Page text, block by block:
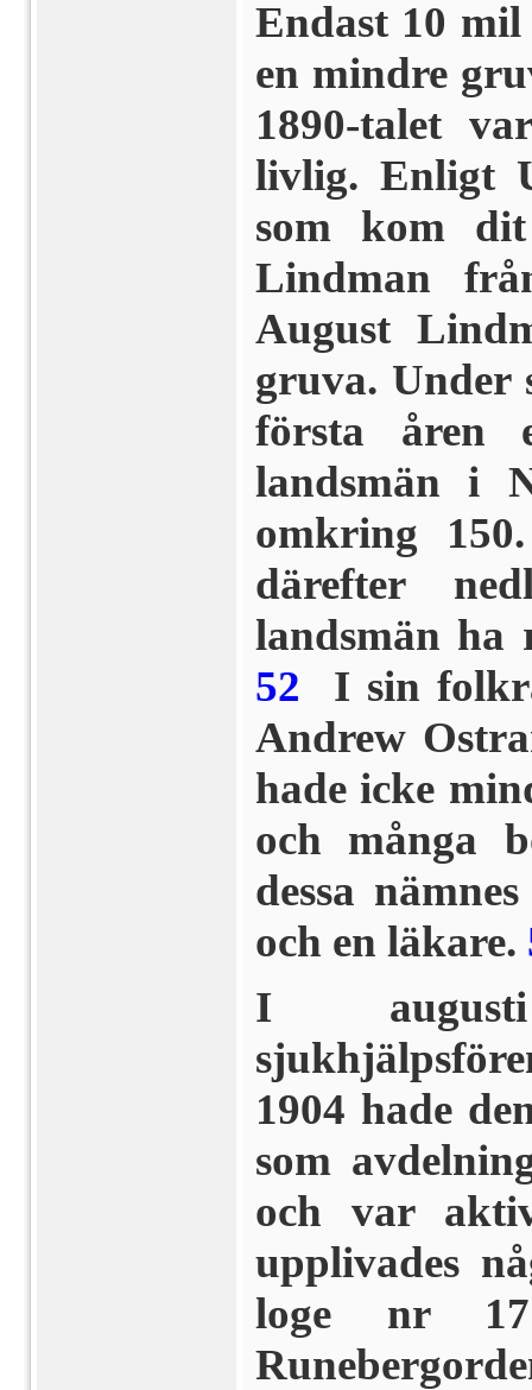
Endast 10
en mindre
1890-talet
livlig. Enligt
som kom
Lindman
August
gruva. Under
första åren
landsmän i
omkring
därefter
landsmän ha
52
I sin
Andrew
hade icke
och många
dessa
och en läkare.
I augusti
1904 hade
som
och var
upplivades
loge nr